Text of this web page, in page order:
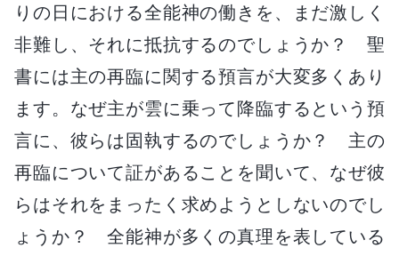
りの日における全能神の働きを、まだ激しく
非難し、それに抵抗するのでしょうか？ 聖
書には主の再臨に関する預言が大変多くあり
ます。なぜ主が雲に乗って降臨するという預
言に、彼らは固執するのでしょうか？ 主の
再臨について証があることを聞いて、なぜ彼
らはそれをまったく求めようとしないのでし
ょうか？ 全能神が多くの真理を表している